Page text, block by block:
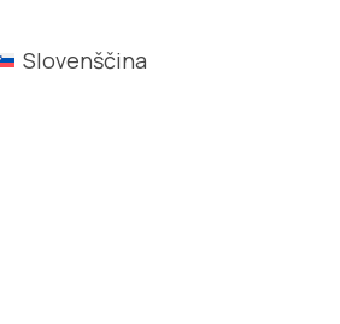
Slovenščina